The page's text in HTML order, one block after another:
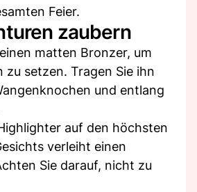
Feier.
zaubern
matten Bronzer, um
zu setzen. Tragen Sie ihn
und entlang
auf den höchsten
verleiht einen
Sie darauf, nicht zu